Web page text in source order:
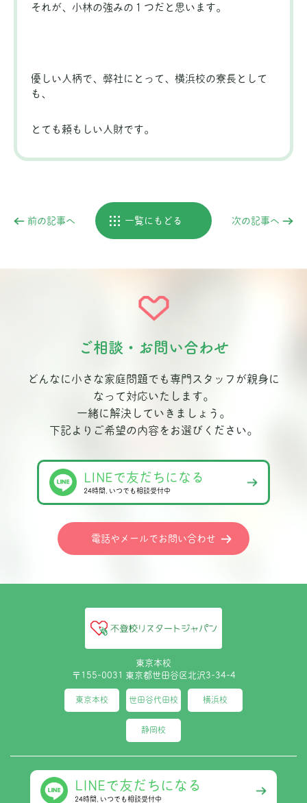
それが、小林の強みの１つだと思います。
優しい人柄で、弊社にとって、横浜校の寮長として
も、
とても頼もしい人財です。
前の記事へ 一覧にもどる 次の記事へ
ご相談・お問い合わせ
どんなに小さな家庭問題でも専門スタッフが親身に
なって対応いたします。
一緒に解決していきましょう。
下記よりご希望の内容をお選びください。
LINEで友だちになる
24時間､いつでも相談受付中
電話やメールでお問い合わせ
東京本校
〒155-0031 東京都世田谷区北沢3-34-4
東京本校 世田谷代田校 横浜校
静岡校
LINEで友だちになる
24時間､いつでも相談受付中